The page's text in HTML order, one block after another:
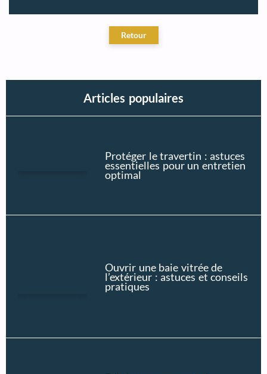
Articles populaires
Protéger le travertin : astuces
essentielles pour un entretien
optimal
Ouvrir une baie vitrée de
l’extérieur : astuces et conseils
pratiques